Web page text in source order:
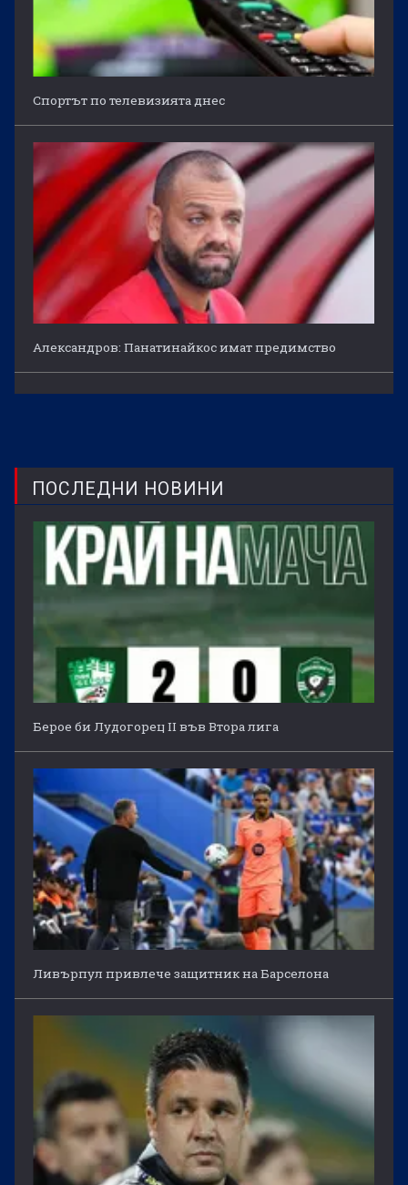
Спортът по телевизията днес
Александров: Панатинайкос имат предимство
ПОСЛЕДНИ НОВИНИ
Берое би Лудогорец II във Втора лига
Ливърпул привлече защитник на Барселона